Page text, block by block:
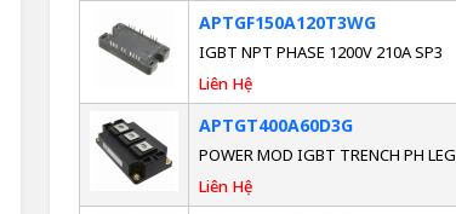
APTGF150A120T3WG
IGBT NPT PHASE 1200V 210A SP3
Liên Hệ
APTGT400A60D3G
POWER MOD IGBT TRENCH PH
Liên Hệ